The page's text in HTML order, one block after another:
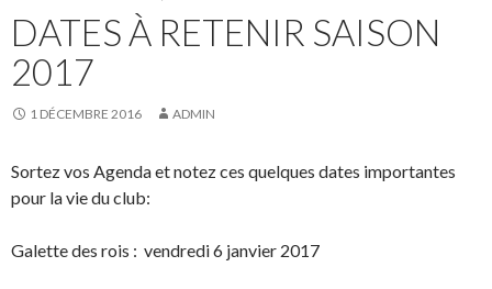
DATES À RETENIR SAISON
2017
1 DÉCEMBRE 2016 ADMIN
Sortez vos Agenda et notez ces quelques dates importantes
pour la vie du club:
Galette des rois : vendredi 6 janvier 2017